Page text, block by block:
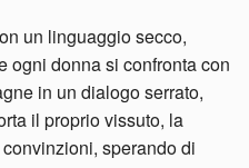
un linguaggio secco,
donna si confronta con
in un dialogo serrato,
il proprio vissuto, la
sperando di